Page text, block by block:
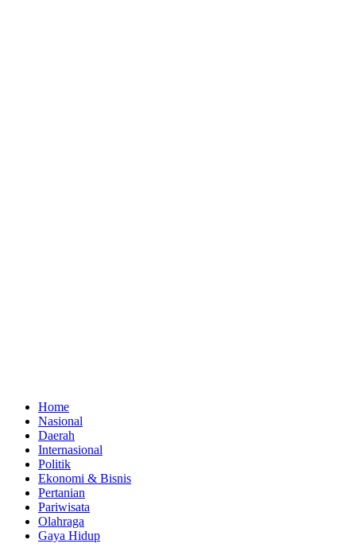
Home
Nasional
Daerah
Internasional
Politik
Ekonomi & Bisnis
Pertanian
Pariwisata
Olahraga
Gaya Hidup